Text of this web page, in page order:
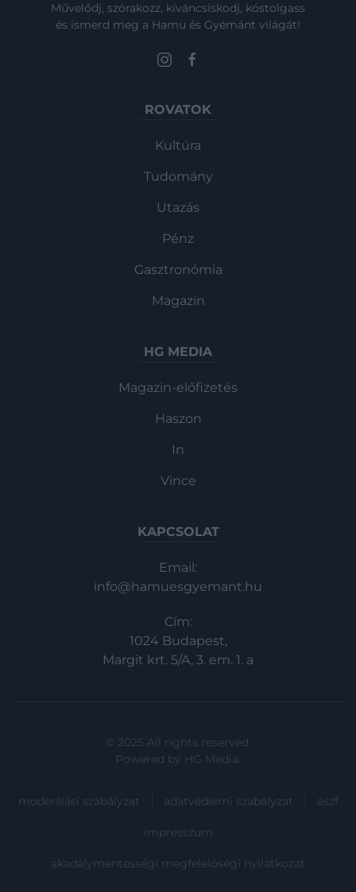
Művelődj, szórakozz, kíváncsiskodj, kóstolgass
és ismerd meg a Hamu és Gyémánt világát!
ROVATOK
Kultúra
Tudomány
Utazás
Pénz
Gasztronómia
Magazin
HG MEDIA
Magazin-előfizetés
Haszon
In
Vince
KAPCSOLAT
Email:
info@hamuesgyemant.hu
Cím:
1024 Budapest,
Margit krt. 5/A, 3. em. 1. a
© 2025 All rights reserved.
Powered by HG Media.
moderálási szabályzat adatvédelmi szabályzat ászf
impresszum
akadálymentességi megfelelőségi nyilatkozat